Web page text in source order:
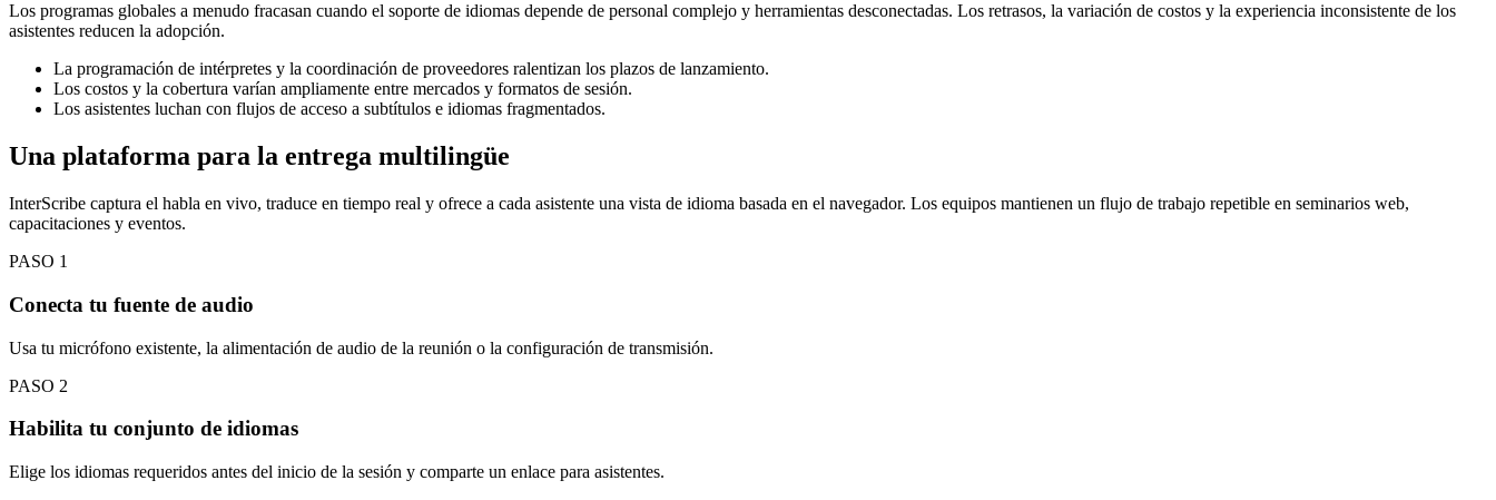
Los programas globales a menudo fracasan cuando el soporte de idiomas depende de personal complejo y herramientas desconectadas. Los retrasos, la variación de costos y la experiencia inconsistente de los
asistentes reducen la adopción.
La programación de intérpretes y la coordinación de proveedores ralentizan los plazos de lanzamiento.
Los costos y la cobertura varían ampliamente entre mercados y formatos de sesión.
Los asistentes luchan con flujos de acceso a subtítulos e idiomas fragmentados.
Una plataforma para la entrega multilingüe
InterScribe captura el habla en vivo, traduce en tiempo real y ofrece a cada asistente una vista de idioma basada en el navegador. Los equipos mantienen un flujo de trabajo repetible en seminarios web,
capacitaciones y eventos.
PASO 1
Conecta tu fuente de audio
Usa tu micrófono existente, la alimentación de audio de la reunión o la configuración de transmisión.
PASO 2
Habilita tu conjunto de idiomas
Elige los idiomas requeridos antes del inicio de la sesión y comparte un enlace para asistentes.